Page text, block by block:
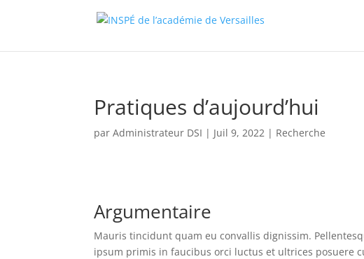
Pratiques d’aujourd’hui
parAdministrateur DSI | Juil 9, 2022 | Recherche
Argumentaire
Mauris tincidunt quam eu convallis dignissim.
ipsum primis in faucibus orci luctus et ultrices posuere